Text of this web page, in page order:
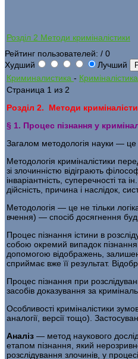
Розділ 2 Методи криміналістики
Рейтинг пользователей: / 0
Худший
Лучший
Криминалистика -
Страница 1 из 2
Розділ 2. Методи
§ 1. Процес пізнання у
Загалом методологія науки — це
Методологія криміналістики
зі зло­чинністю відіграють
інваріантність, супереч­ності та
дійсність, причина і наслідок,
Методологія — це не тільки
вчен­ня) — спосіб досягнення
Процес пізнання істини в
собою окремий випадок пізнання
допомогою відображень,
сприймає вже її результат.
Процес пізнання при
засобів до­казування за
Особливості криміналістики
аналогії, версії тощо).
Аналіз — метод наукового
етапом пізнання, який
розслідування злочинів, у